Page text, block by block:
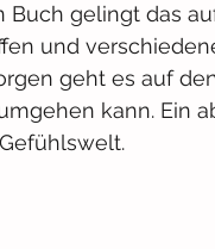
gelingt das
und
geht es auf
kann. Ein